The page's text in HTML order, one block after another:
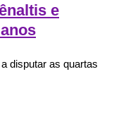
e
disputar as quartas